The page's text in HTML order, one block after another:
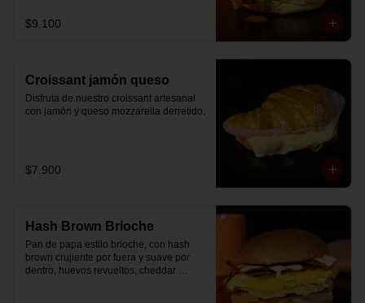
$9.100
Croissant jamón queso
Disfruta de nuestro croissant artesanal
con jamón y queso mozzarella derretido.
$7.900
Hash Brown Brioche
Pan de papa estilo brioche, con hash
brown crujiente por fuera y suave por
dentro, huevos revueltos, cheddar